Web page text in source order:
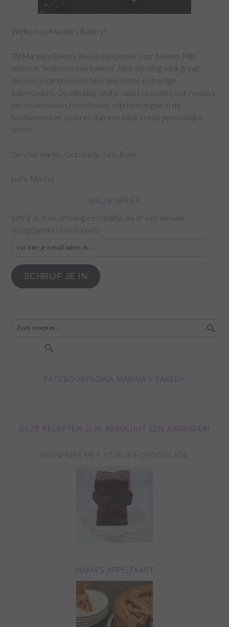
Welkom op Marina's Bakery!
Op Marina's Bakery deel ik mijn passie voor bakken. Mijn
motto is “iedereen kan bakken”. Met mijn blog wil ik graag
mensen inspireren met heerlijke zoete en hartige
bakrecepten. Op mijn blog vind je naast recepten ook reviews
van kookboeken, foodnieuws, mijn belevingen in de
foodwereld en zo nu en dan een kijkje in mijn persoonlijke
leven!
On your marks...Get ready...Set...Bake
Liefs, Marina
NIEUWSBRIEF
Schrijf je in en ontvang een mailtje als er een nieuwe
recept/artikel online komt!
vul
je
e-
SCHRIJF JE IN
FACEBOOKPAGINA MARINA'S BAKERY
DEZE RECEPTEN ZIJN ABSOLUUT EEN AANRADER!
BROWNIES MET STUKJES CHOCOLADE
MAMA’S APPELTAART